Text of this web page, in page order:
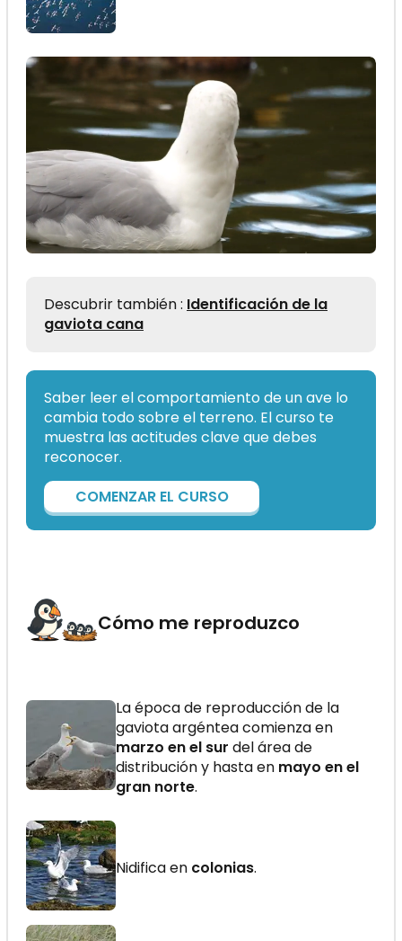
Descubrir también : Identificación de la
gaviota cana
Saber leer el comportamiento de un ave lo
cambia todo sobre el terreno. El curso te
muestra las actitudes clave que debes
reconocer.
COMENZAR EL CURSO
Cómo me reproduzco
La época de reproducción de la
gaviota argéntea comienza en
marzo en el sur del área de
distribución y hasta en mayo en el
gran norte.
Nidifica en colonias.